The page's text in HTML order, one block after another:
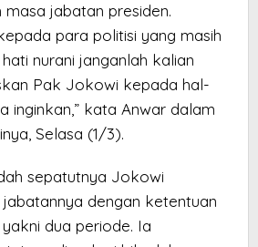
jabatan presiden.
para politisi yang masih
nurani janganlah kalian
Pak Jokowi kepada hal-
inginkan,” kata Anwar dalam
Selasa (1/3).
sepatutnya Jokowi
dengan ketentuan
dua periode. Ia